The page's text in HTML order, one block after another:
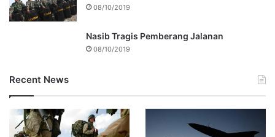
08/10/2019
Nasib Tragis Pemberang Jalanan
08/10/2019
Recent News